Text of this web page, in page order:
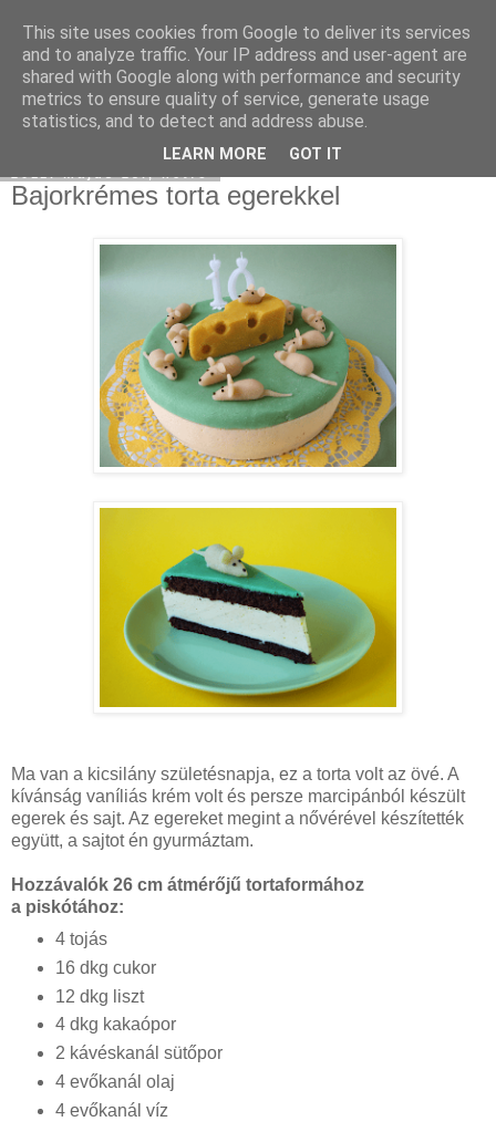
Moha Konyha
Bajorkrémes torta egerekkel
Ma van a kicsilány születésnapja, ez a torta volt az övé. A
kívánság vaníliás krém volt és persze marcipánból készült
egerek és sajt. Az egereket megint a nővérével készítették
együtt, a sajtot én gyurmáztam.
Hozzávalók 26 cm átmérőjű tortaformához
a piskótához:
4 tojás
16 dkg cukor
12 dkg liszt
4 dkg kakaópor
2 kávéskanál sütőpor
4 evőkanál olaj
4 evőkanál víz
This site uses cookies from Google to deliver its services
and to analyze traffic. Your IP address and user-agent are
shared with Google along with performance and security
metrics to ensure quality of service, generate usage
statistics, and to detect and address abuse.
LEARN MORE GOT IT